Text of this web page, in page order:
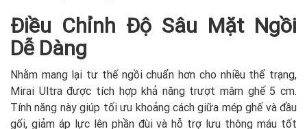
Điều Chỉnh Độ Sâu Mặt Ngồi
Dễ Dàng
Nhằm mang lại tư thế ngồi chuẩn hơn cho nhiều thể trạng,
Mirai Ultra được tích hợp khả năng trượt mâm ghế 5 cm.
Tính năng này giúp tối ưu khoảng cách giữa mép ghế và đầu
gối, giảm áp lực lên phần đùi và hỗ trợ lưu thông máu tốt